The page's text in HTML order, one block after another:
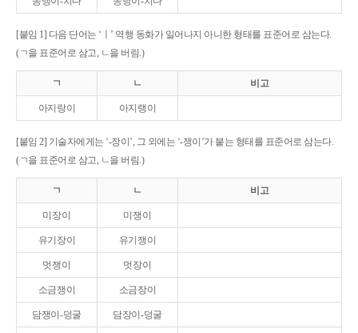
[붙임 1] 다음 단어는 ‘ㅣ’ 역행 동화가 일어나지 아니한 형태를 표준어로 삼는다.
(ㄱ을 표준어로 삼고, ㄴ을 버림.)
ㄱ ㄴ 비고
아지랑이 아지랭이
[붙임 2] 기술자에게는 ‘-장이’, 그 외에는 ‘-쟁이’가 붙는 형태를 표준어로 삼는다.
(ㄱ을 표준어로 삼고, ㄴ을 버림.)
ㄱ ㄴ 비고
미장이 미쟁이
유기장이 유기쟁이
멋쟁이 멋장이
소금쟁이 소금장이
담쟁이-덩굴 담장이-덩굴